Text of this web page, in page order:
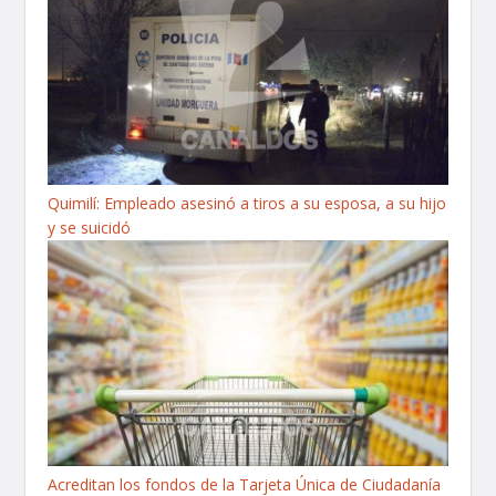
Quimilí: Empleado asesinó a tiros a su esposa, a su hijo
y se suicidó
Acreditan los fondos de la Tarjeta Única de Ciudadanía